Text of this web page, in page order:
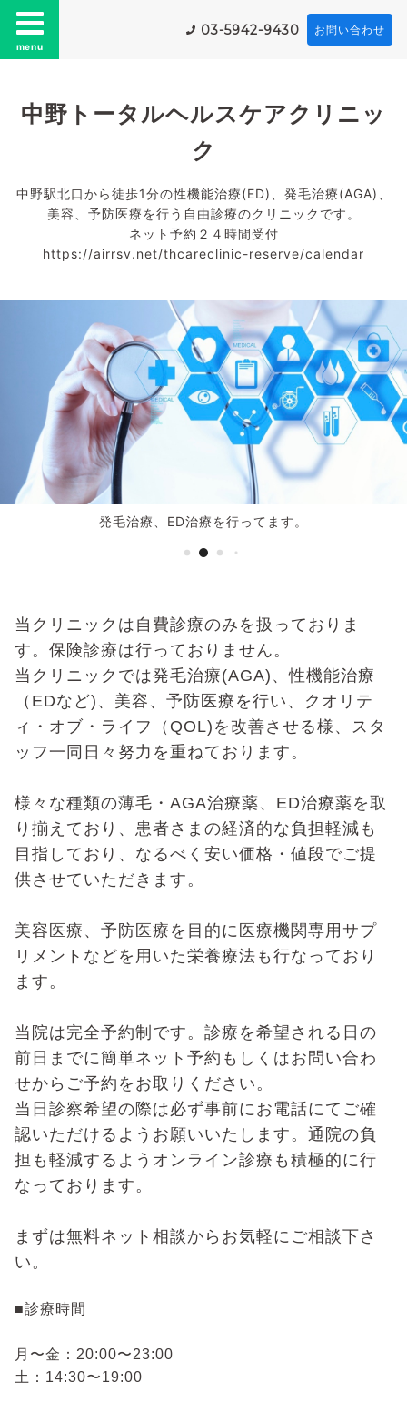
menu
03-5942-9430 お問い合わせ
中野トータルヘルスケアクリニッ
ク
中野駅北口から徒歩1分の性機能治療(ED)、発毛治療(AGA)、
美容、予防医療を行う自由診療のクリニックです。
ネット予約２４時間受付
https://airrsv.net/thcareclinic-reserve/calendar
発毛治療、ED治療を行ってます。
当クリニックは自費診療のみを扱っておりま
す。保険診療は行っておりません。
当クリニックでは発毛治療(AGA) 、性機能治療
（ EDなど) 、美容、予防医療を行い、 クオリテ
ィ・オブ・ライフ（ QOL) を改善させる様、スタ
ッフ一同日々努力を重ねております。
様々な種類の薄毛・ AGA治療薬、 ED治療薬を取
り揃えており、 患者さまの経済的な負担軽減も
目指しており、なるべく安い価格・値段でご提
供させていただきます。
美容医療、予防医療を目的に医療機関専用サプ
リメントなどを用いた栄養療法も行なっており
ます。
当院は完全予約制です。診療を希望される日の
前日までに簡単ネット予約もしくはお問い合わ
せからご予約をお取りください。
当日診察希望の際は必ず事前にお電話にてご確
認いただけるようお願いいたします。通院の負
担も軽減するようオンライン診療も積極的に行
なっております。
まずは無料ネット相談からお気軽にご相談下さ
い。
■診療時間
月〜金：20:00〜23:00
土： 14:30〜19:00